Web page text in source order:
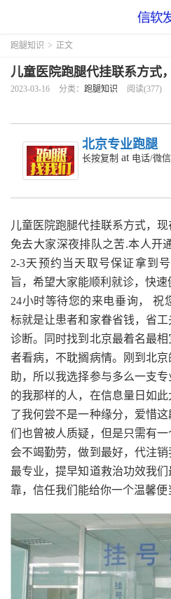
跑腿知识 > 正文
儿童医院跑腿代挂联系方式
2023-03-16 分类： 跑腿知识 阅读(377)
北京专业跑腿
长按复制 at 电话/微
儿童医院跑腿代挂联系方式，现
免去大家深夜排队之苦.本人开
2-3天预约当天取号保证拿到
旨，希望大家能顺利就诊，快速
24小时等待您的来电垂询， 祝
标就是让患者和家眷省钱，省
诊断。同时找到北京最着名最
者看病，不耽搁病情。刚到北
助，所以我选择参与多么一支
的我那样的人，在信息量日如
了我何尝不是一种缘分，爱惜
们也曾被人质疑，但是只需有
会不竭勤劳，做到最好，代注销
最专业，提早知道救治功效我
靠，信任我们能给你一个温馨便